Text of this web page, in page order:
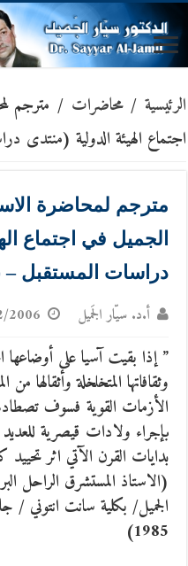
الرئيسية / محاضرات / مترجم
اجتماع الهيئة الدولية (منتدى
مترجم لمحاضرة
الجميل في اجتماع
دراسات المستقبل –
أ.د. سيّار الجَميل 2006
” إذا بقيت آسيا على أوضاعها
وثقافاتها المتخلخلة وأثقالها
الأزمات القوية فسوف
بإجراء ولادات قيصرية للعديد
بدايات القرن الآتي اثر
(الاستاذ المستشرق الراحل
الجميل/ بكلية سانت انتوني
1985)